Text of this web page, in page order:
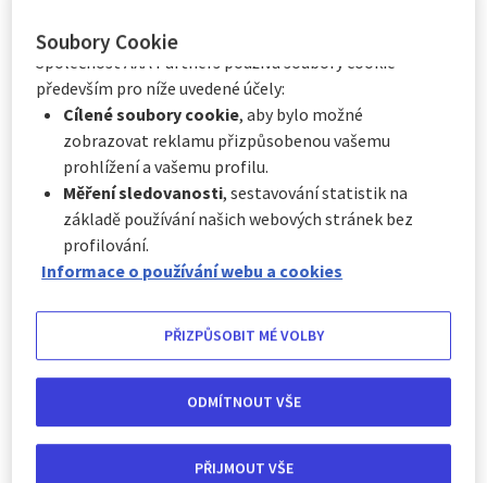
dní odpočinout. Je možné, že se vypravíte na pláž nebo
Balaton, ale pokud nechcete jen ležet u vody, vyplatí se
vybrat si pláž s městem, které můžete prozkoumat.
Evropa má neuvěřitelné množství pokladů, které se vyplatí
prozkoumat. Jedním z takových zázraků je Sevilla, skutečně
Soubory Cookie
stránek.
Společnost AXA Partners používá soubory cookie
především pro níže uvedené účely:
Cílené soubory cookie, aby bylo možné
zobrazovat reklamu přizpůsobenou vašemu
prohlížení a vašemu profilu.
Měření sledovanosti, sestavování statistik na
základě používání našich webových stránek bez
profilování.
Informace o používání webu a cookies
PŘIZPŮSOBIT MÉ VOLBY
ODMÍTNOUT VŠE
PŘIJMOUT VŠE